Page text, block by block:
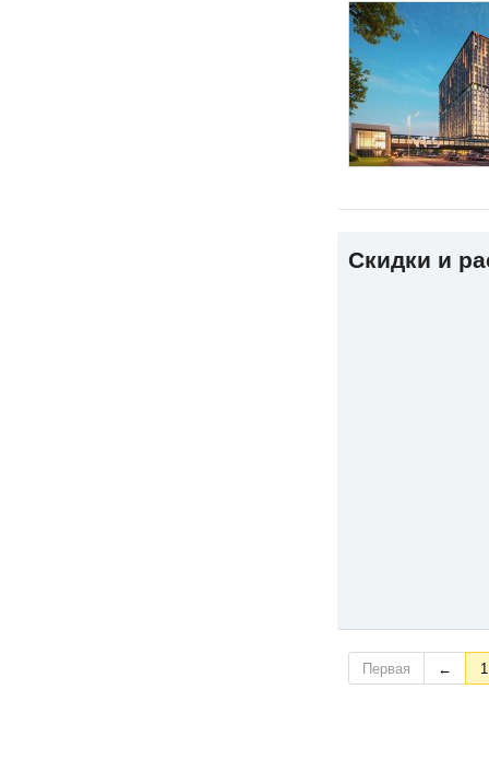
Скидки и
Первая ← 1